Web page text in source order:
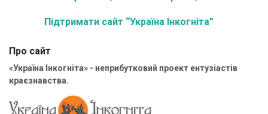
Підтримати сайт “Україна Інкогніта”
Про сайт
«Україна Інкогніта» - неприбутковий проект ентузіастів
краєзнавства.